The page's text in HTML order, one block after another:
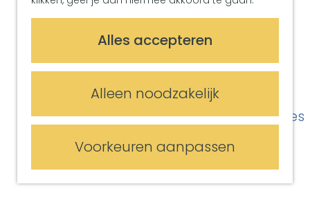
Alles accepteren
Alleen noodzakelijk
Voorkeuren aanpassen
Plan op de kaart
Meetings & Events
Vergaderlocaties
Evenementenlocaties